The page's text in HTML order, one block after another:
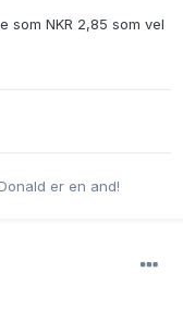
som NKR 2,85 som vel
er en and!